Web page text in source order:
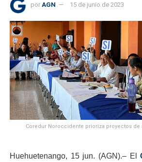
por AGN 15 de junio de 2023
Coredur Noroccidente prioriza proyectos de
Huehuetenango, 15 jun. (AGN).– El